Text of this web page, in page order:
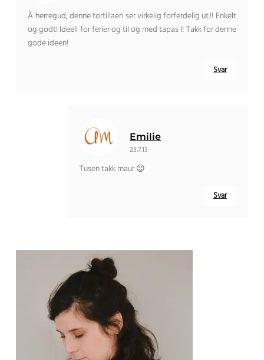
Å herregud, denne tortillaen ser virkelig forferdelig ut.!! Enkelt
og godt! Ideell for ferier og til og med tapas !! Takk for denne
gode ideen!
Svar
Emilie
23.7.13
Tusen takk maur 😉
Svar